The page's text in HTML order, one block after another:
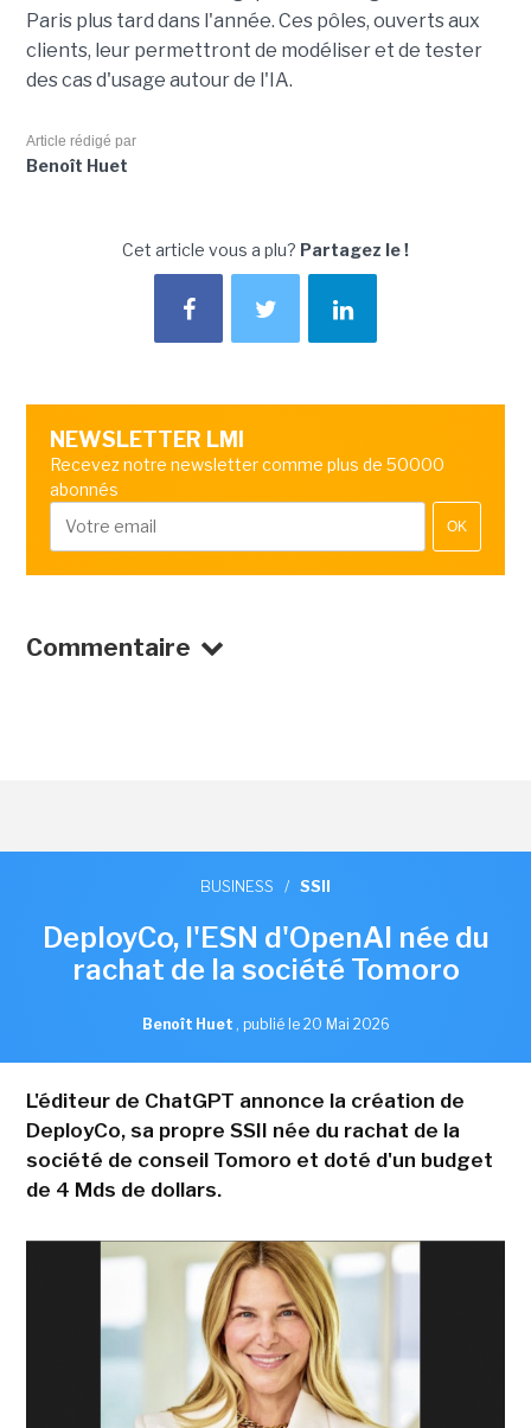
Paris plus tard dans l'année. Ces pôles, ouverts aux
clients, leur permettront de modéliser et de tester
des cas d'usage autour de l'IA.
Article rédigé par
Benoît Huet
Cet article vous a plu? Partagez le !
NEWSLETTER LMI
Recevez notre newsletter comme plus de 50000
abonnés
OK
Commentaire
BUSINESS / SSII
DeployCo, l'ESN d'OpenAI née du
rachat de la société Tomoro
Benoît Huet , publié le 20 Mai 2026
L'éditeur de ChatGPT annonce la création de
DeployCo, sa propre SSII née du rachat de la
société de conseil Tomoro et doté d'un budget
de 4 Mds de dollars.